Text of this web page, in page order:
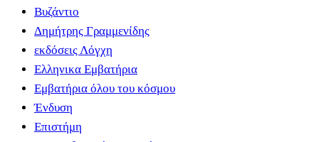
Βυζάντιο
Δημήτρης Γραμμενίδης
εκδόσεις Λόγχη
Ελληνικα Εμβατήρια
Εμβατήρια όλου του κόσμου
Ένδυση
Επιστήμη